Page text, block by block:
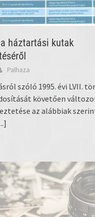
háztartási kutak
Palhaza
szóló 1995. évi LVII.
követően
az alábbiak